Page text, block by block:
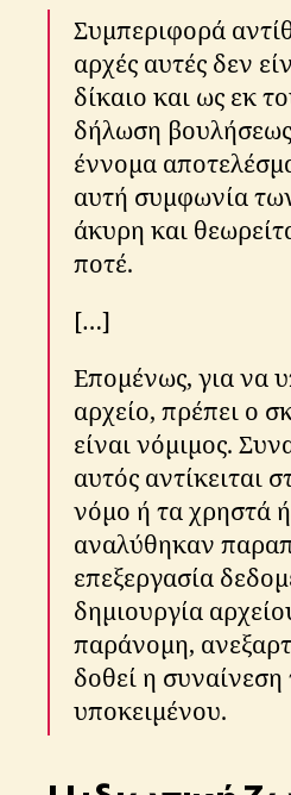
Συμπεριφορά
αρχές αυτές δεν
δίκαιο και ως εκ
δήλωση
έννομα
αυτή συμφωνία
άκυρη και
ποτέ.
[…]
Επομένως, για να
αρχείο, πρέπει ο
είναι νόμιμος.
αυτός αντίκειται
νόμο ή τα χρηστά
αναλύθηκαν
επεξεργασία
δημιουργία
παράνομη,
δοθεί η συναίνεση
υποκειμένου.